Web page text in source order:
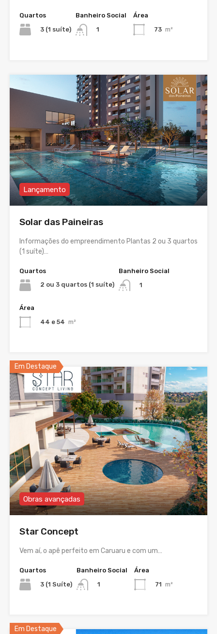
Quartos
3 (1 suíte)
Banheiro Social
1
Área
73 m²
Lançamento
Solar das Paineiras
Informações do empreendimento Plantas 2 ou 3 quartos
(1 suíte)…
Quartos
2 ou 3 quartos (1 suíte)
Banheiro Social
1
Área
44 e 54 m²
Em Destaque
Obras avançadas
Star Concept
Vem aí, o apê perfeito em Caruaru e com um…
Quartos
3 (1 Suíte)
Banheiro Social
1
Área
71 m²
Em Destaque